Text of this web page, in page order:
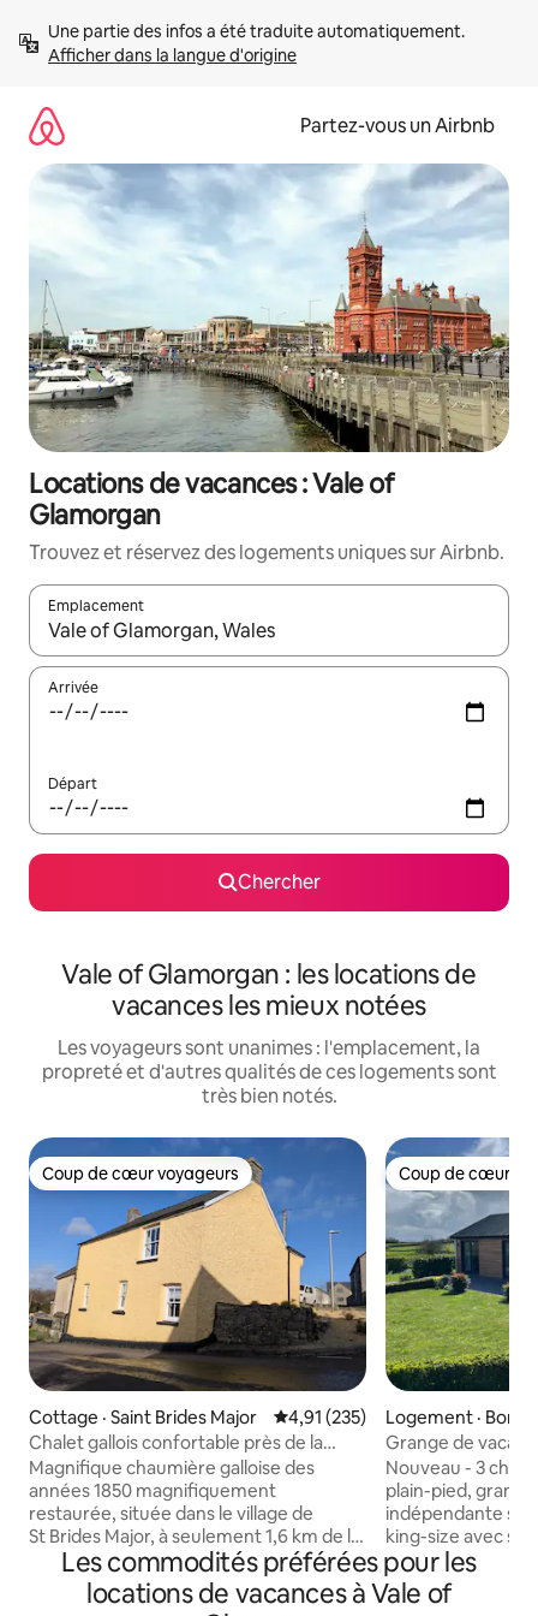
directement
Afficher dans la langue d'origine
Partez-vous un Airbnb
Locations de vacances : Vale of
Glamorgan
Trouvez et réservez des logements uniques sur Airbnb.
Emplacement
Quand les résultats sont affichés, parcourez-les en utilisant
Arrivée
Départ
Chercher
Vale of Glamorgan : les locations de
vacances les mieux notées
Les voyageurs sont unanimes : l'emplacement, la
propreté et d'autres qualités de ces logements sont
très bien notés.
Coup de cœur voyageurs
Coup de cœur voyageurs
Cottage · Saint Brides Major Note moyenne de 4,91 sur 5,
4,91 (235)
Chalet gallois confortable près de la
plage de Southerndown/espaces de
travail
Magnifique chaumière galloise des
années 1850 magnifiquement
restaurée, située dans le village de
St Brides Major, à seulement 1,6 km de la
plage de Southerndown et du sentier
côtier du pays de Galles. Peut accueillir
5 personnes, avec une chambre à grand
Coup de cœur
Coup de cœur
Logement ·
Grange de
3 chambres
Nouveau - 3
plain-pied,
indépendante
king-size avec
dressing, 1
chambre à deux
région
Les commodités préférées pour les
locations de vacances à Vale of